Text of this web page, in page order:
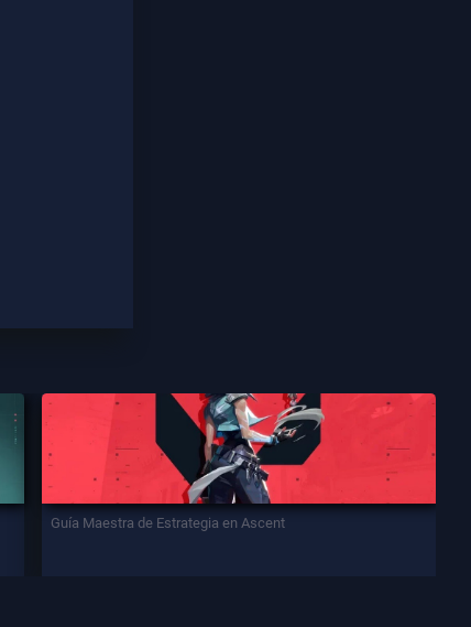
Guía Maestra de Estrategia en Ascent